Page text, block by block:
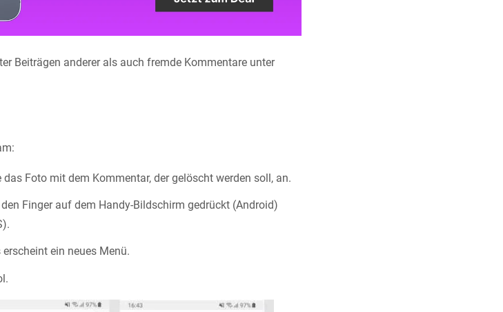
Beiträgen anderer als auch fremde Kommentare unter
Foto mit dem Kommentar, der gelöscht werden soll, an.
Finger auf dem Handy-Bildschirm gedrückt (Android)
ein neues Menü.